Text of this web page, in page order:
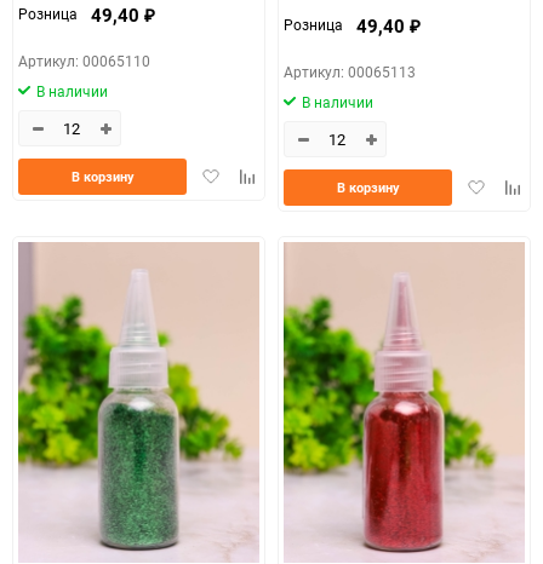
Розница 49,40 ₽
Артикул: 00065110
В наличии
ДобавитьДобавить
В корзину
Розница 49,40 ₽
Артикул: 00065113
В наличии
Добавить
В корзину